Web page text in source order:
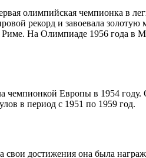
олимпийская чемпионка в
рекорд и завоевала золотую
На Олимпиаде 1956 года в
Европы в 1954 году.
в период с 1951 по 1959 год.
достижения она была